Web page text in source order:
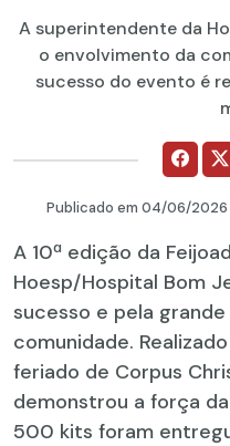
A superintendente da
o envolvimento da
sucesso do evento é
Publicado em 04/06/2026
A 10ª edição da
Hoesp/Hospital Bom
sucesso e pela
comunidade.
feriado de Corpus
demonstrou a força
500 kits foram